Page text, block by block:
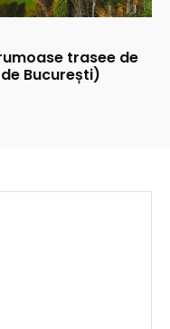
trasee de
București)